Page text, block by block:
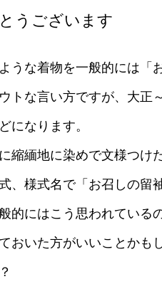
うございます
うな着物を一般的には「
トな言い方ですが、大正
になります。
縮緬地に染めで文様つけ
、様式名で「お召しの留
的にはこう思われている
おいた方がいいことかも